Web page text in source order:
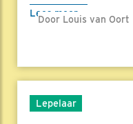
Lees meer
Door Louis van Oort
Lepelaar